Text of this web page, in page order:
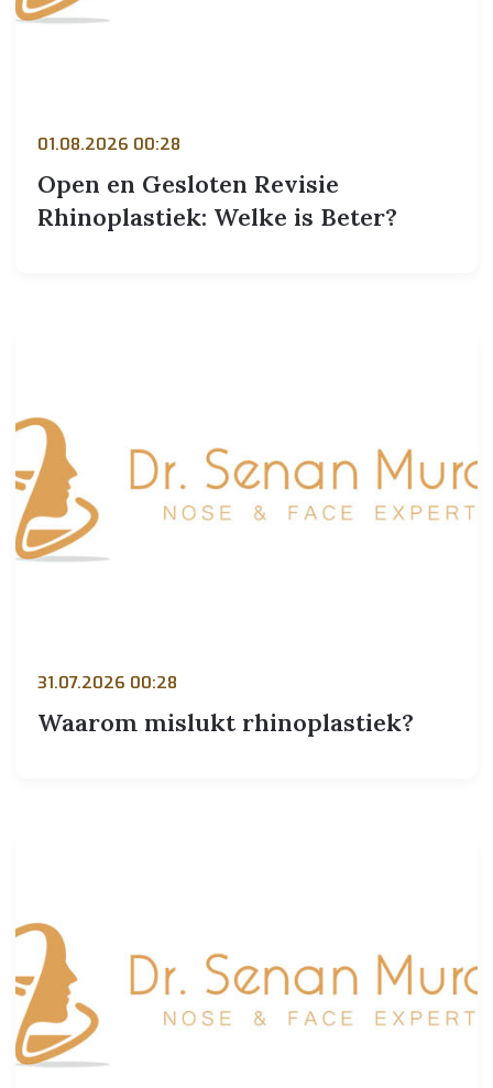
01.08.2026 00:28
Open en Gesloten Revisie
Rhinoplastiek: Welke is Beter?
31.07.2026 00:28
Waarom mislukt rhinoplastiek?